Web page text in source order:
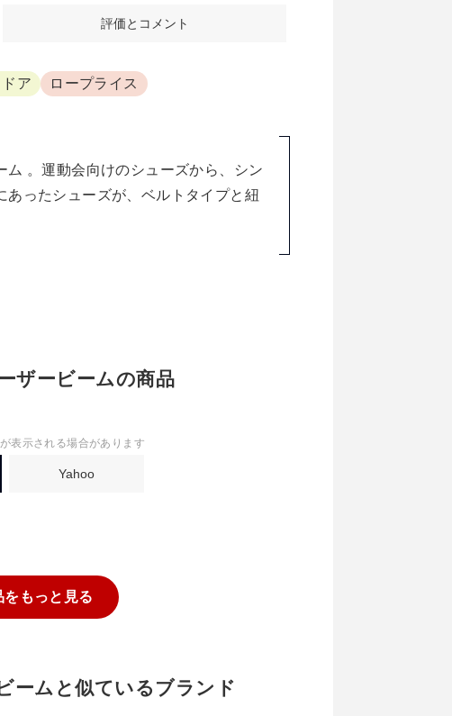
評価とコメント
ア
ロープライス
。運動会向けのシューズから、シン
ったシューズが、ベルトタイプと紐
ザービームの商品
表示される場合があります
Yahoo
を もっと見る
ームと似ているブランド